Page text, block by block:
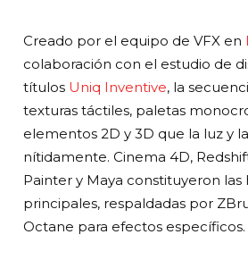
Creado por el equipo de VFX en
colaboración con el estudio de
títulos Uniq Inventive, la
texturas táctiles, paletas
elementos 2D y 3D que la luz y
nítidamente. Cinema 4D,
Painter y Maya constituyeron las
principales, respaldadas por
Octane para efectos específicos.